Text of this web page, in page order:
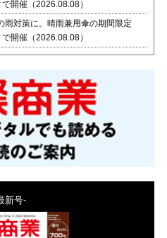
開催（2026.08.08）
雨対策に。晴雨兼用傘の期間限定
開催（2026.08.08）
新号-